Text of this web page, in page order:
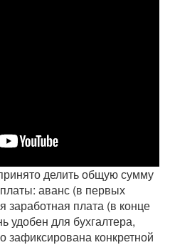
делить общую сумму
аванс (в первых
заработная плата (в конце
удобен для бухгалтера,
зафиксирована конкретной